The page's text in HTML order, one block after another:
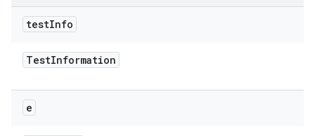
testInfo
TestInformation
e